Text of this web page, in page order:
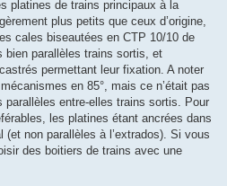
platines de trains principaux à la
plus petits que ceux d’origine,
cales biseautées en CTP 10/10 de
bien parallèles trains sortis, et
permettant leur fixation. A noter
en 85°, mais ce n’était pas
parallèles entre-elles trains sortis. Pour
les platines étant ancrées dans
(et non parallèles à l’extrados). Si vous
des boitiers de trains avec une